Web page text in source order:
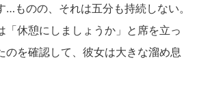
ものの、それは五分も持続しない。
「休憩にしましょうか」と席を立っ
のを確認して、彼女は大きな溜め息